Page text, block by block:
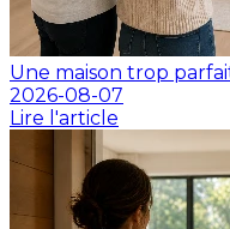
Une maison trop
2026-08-07
Lire l'article